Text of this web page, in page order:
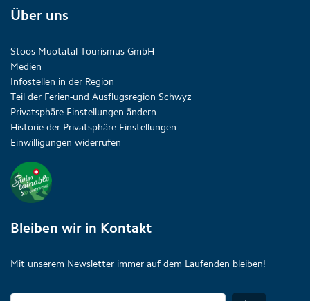
Über uns
Stoos-Muotatal Tourismus GmbH
Medien
Infostellen in der Region
Teil der Ferien-und Ausflugsregion Schwyz
Privatsphäre-Einstellungen ändern
Historie der Privatsphäre-Einstellungen
Einwilligungen widerrufen
Bleiben wir in Kontakt
Mit unserem Newsletter immer auf dem Laufenden bleiben!